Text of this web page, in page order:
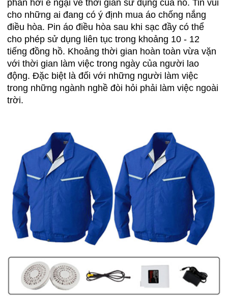
phần hơi e ngại về thời gian sử dụng của nó. Tin vui
cho những ai đang có ý định mua áo chống nắng
điều hòa. Pin áo điều hòa sau khi sạc đầy có thể
cho phép sử dụng liên tục trong khoảng 10 - 12
tiếng đồng hồ. Khoảng thời gian hoàn toàn vừa vặn
với thời gian làm việc trong ngày của người lao
động. Đặc biệt là đối với những người làm việc
trong những ngành nghề đòi hỏi phải làm việc ngoài
trời.